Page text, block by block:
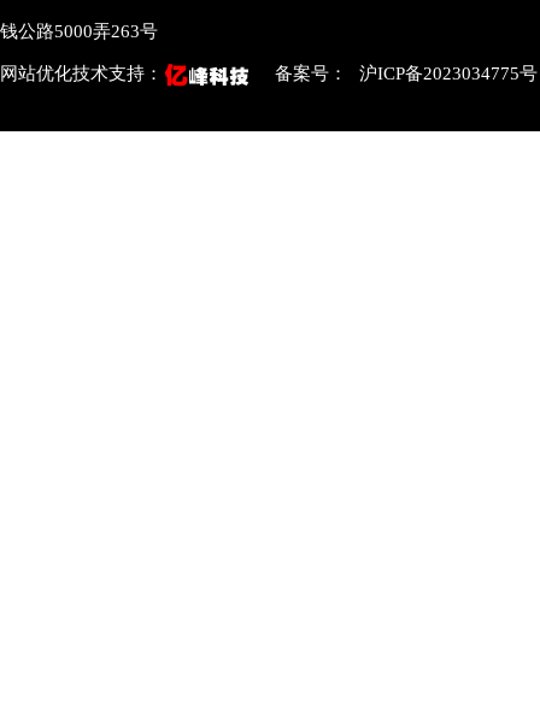
钱公路5000弄263号
网站优化技术支持： 备案号： 沪ICP备2023034775号